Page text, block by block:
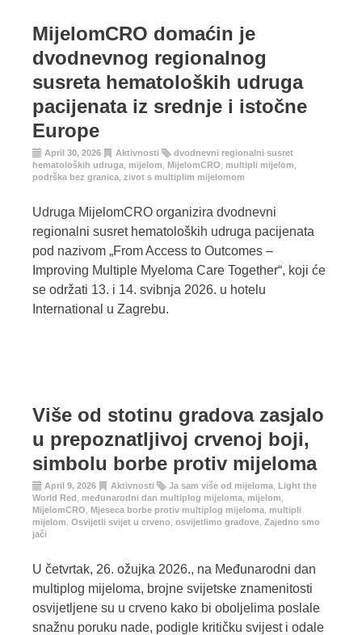
MijelomCRO domaćin je
dvodnevnog regionalnog
susreta hematoloških udruga
pacijenata iz srednje i istočne
Europe
April 30, 2026 Aktivnosti
dvodnevni regionalni susret
hematoloških udruga mijelom MijelomCRO multipli mijelom
podrška bez granica zivot s multiplim mijelomom
Udruga MijelomCRO organizira dvodnevni
regionalni susret hematoloških udruga pacijenata
pod nazivom „From Access to Outcomes –
Improving Multiple Myeloma Care Together“, koji će
se održati 13. i 14. svibnja 2026. u hotelu
International u Zagrebu.
Više od stotinu gradova zasjalo
u prepoznatljivoj crvenoj boji,
simbolu borbe protiv mijeloma
April 9, 2026 Aktivnosti Ja sam više od mijeloma Light the
World Red
međunarodni dan multiplog mijeloma mijelom
MijelomCRO
Mjeseca borbe protiv multiplog mijeloma multipli
mijelom Osvijetli svijet u crveno osvijetlimo gradove Zajedno smo
jači
U četvrtak, 26. ožujka 2026., na Međunarodni dan
multiplog mijeloma, brojne svijetske znamenitosti
osvijetljene su u crveno kako bi oboljelima poslale
snažnu poruku nade, podigle kritičku svijest i odale